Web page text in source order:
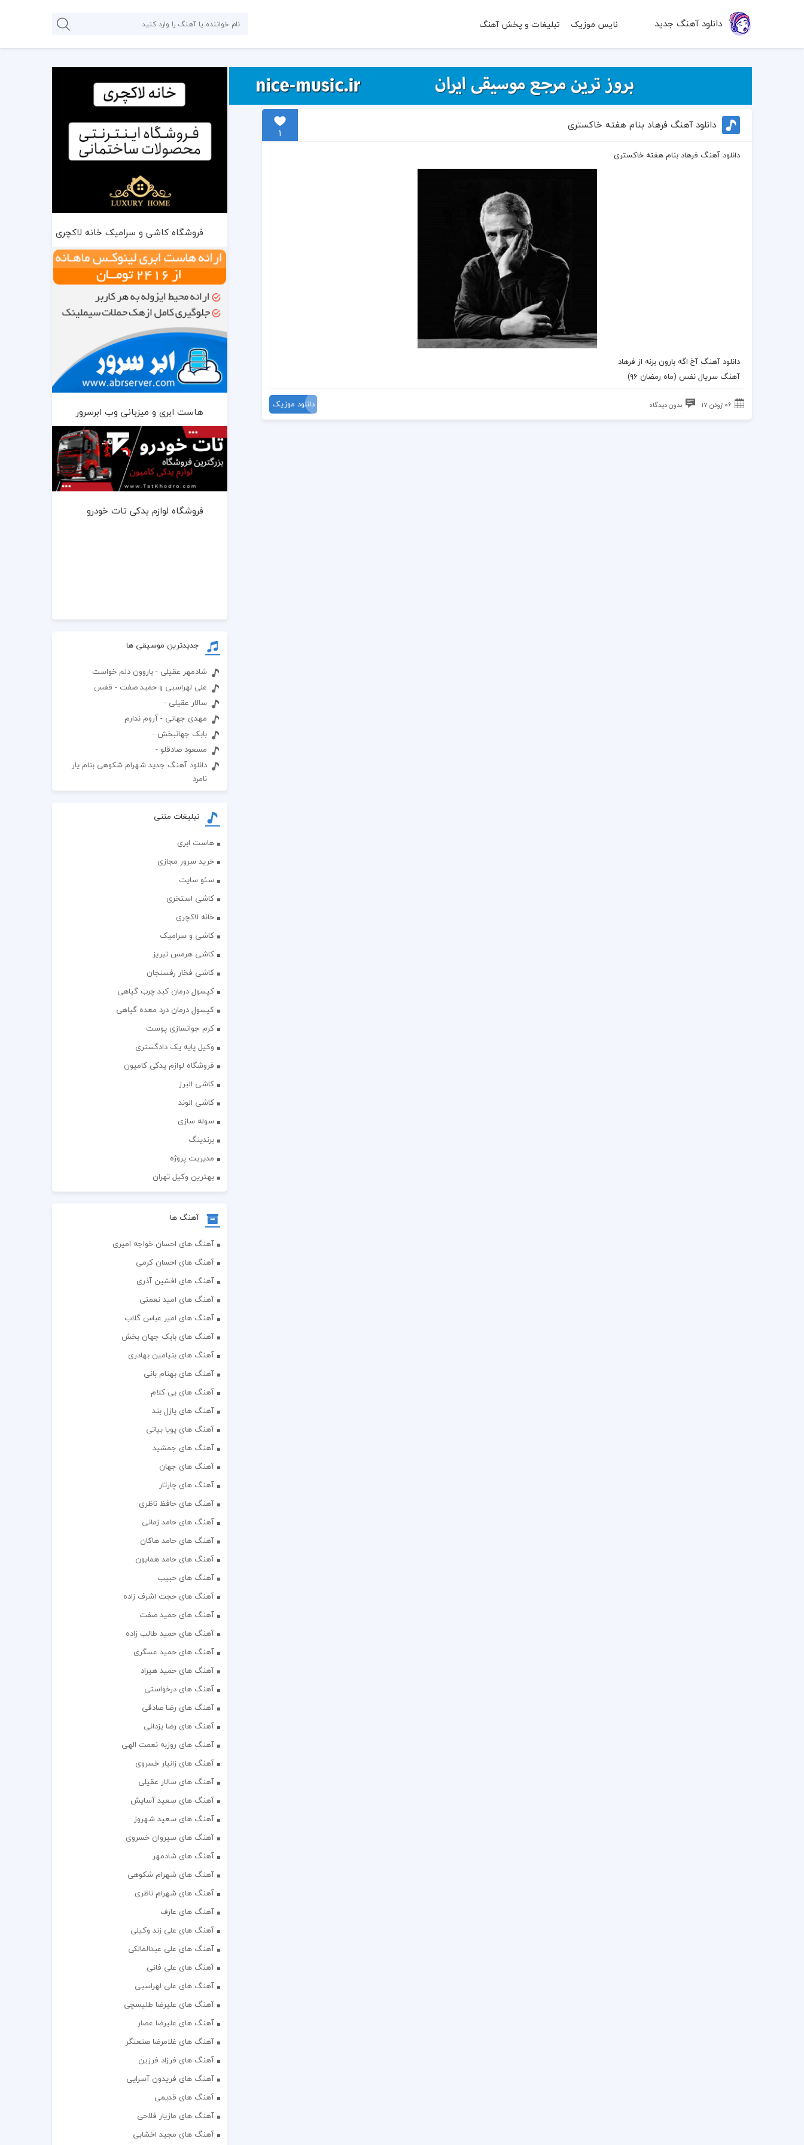
دانلود آهنگ جدید نایس موزیک تبلیغات و پخش آهنگ
دانلود آهنگ فرهاد بنام هفته خاکستری
1
دانلود آهنگ فرهاد بنام هفته خاکستری
دانلود آهنگ آخ اگه بارون بزنه از فرهاد
آهنگ سریال نفس (ماه رمضان ۹۶ )
06 ژوئن 17 بدون دیدگاه دانلود موزیک
فروشگاه کاشی و سرامیک خانه لاکچری
هاست ابری و میزبانی وب ابرسرور
فروشگاه لوازم یدکی تات خودرو
جدیدترین موسیقی ها
شادمهر عقیلی - باروون دلم خواست
علی لهراسبی و حمید صفت - قفس
سالار عقیلی -
مهدی جهانی - آروم ندارم
بابک جهانبخش -
مسعود صادقلو -
دانلود آهنگ جدید شهرام شکوهی بنام یار
نامرد
تبلیغات متنی
هاست ابری
خرید سرور مجازی
سئو سایت
کاشی استخری
خانه لاکچری
کاشی و سرامیک
کاشی هرمس تبریز
کاشی فخار رفسنجان
کپسول درمان کبد چرب گیاهی
کپسول درمان درد معده گیاهی
کرم جوانسازی پوست
وکیل پایه یک دادگستری
فروشگاه لوازم یدکی کامیون
کاشی البرز
کاشی الوند
سوله سازی
برندینگ
مدیریت پروژه
بهترین وکیل تهران
آهنگ ها
آهنگ های احسان خواجه امیری
آهنگ های احسان کرمی
آهنگ های افشین آذری
آهنگ های امید نعمتی
آهنگ های امیر عباس گلاب
آهنگ های بابک جهان بخش
آهنگ های بنیامین بهادری
آهنگ های بهنام بانی
آهنگ های بی کلام
آهنگ های پازل بند
آهنگ های پویا بیاتی
آهنگ های جمشید
آهنگ های جهان
آهنگ های چارتار
آهنگ های حافظ ناظری
آهنگ های حامد زمانی
آهنگ های حامد هاکان
آهنگ های حامد همایون
آهنگ های حبیب
آهنگ های حجت اشرف زاده
آهنگ های حمید صفت
آهنگ های حمید طالب زاده
آهنگ های حمید عسگری
آهنگ های حمید هیراد
آهنگ های درخواستی
آهنگ های رضا صادقی
آهنگ های رضا یزدانی
آهنگ های روزبه نعمت الهی
آهنگ های زانیار خسروی
آهنگ های سالار عقیلی
آهنگ های سعید آسایش
آهنگ های سعید شهروز
آهنگ های سیروان خسروی
آهنگ های شادمهر
آهنگ های شهرام شکوهی
آهنگ های شهرام ناظری
آهنگ های عارف
آهنگ های علی زند وکیلی
آهنگ های علی عبدالمالکی
آهنگ های علی فانی
آهنگ های علی لهراسبی
آهنگ های علیرضا طلیسچی
آهنگ های علیرضا عصار
آهنگ های غلامرضا صنعتگر
آهنگ های فرزاد فرزین
آهنگ های فریدون آسرایی
آهنگ های قدیمی
آهنگ های مازیار فلاحی
آهنگ های مجید اخشابی